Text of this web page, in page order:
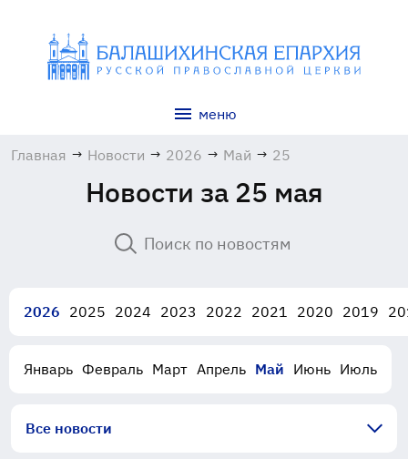
меню
Главная → Новости → 2026 → Май → 25
Новости за 25 мая
2026 2025 2024 2023 2022 2021 2020 2019
Январь Февраль Март Апрель Май Июнь Июль
Все новости